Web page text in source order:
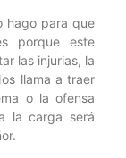
hago para que
porque este
las injurias, la
llama a traer
o la ofensa
la carga será